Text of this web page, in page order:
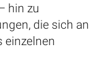
hin zu
die sich an
einzelnen